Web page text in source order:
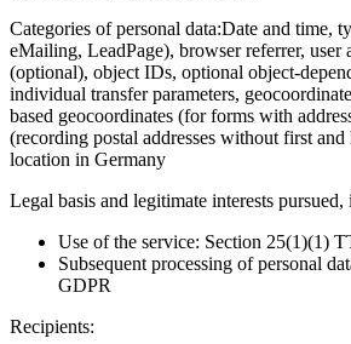
Categories of personal data:Date and time,
eMailing, LeadPage), browser referrer, user
(optional), object IDs, optional object-
individual transfer parameters,
based geocoordinates (for forms with
(recording postal addresses without first
location in Germany
Legal basis and legitimate interests
Use of the service: Section 25(1)(1)
Subsequent processing of personal
GDPR
Recipients: